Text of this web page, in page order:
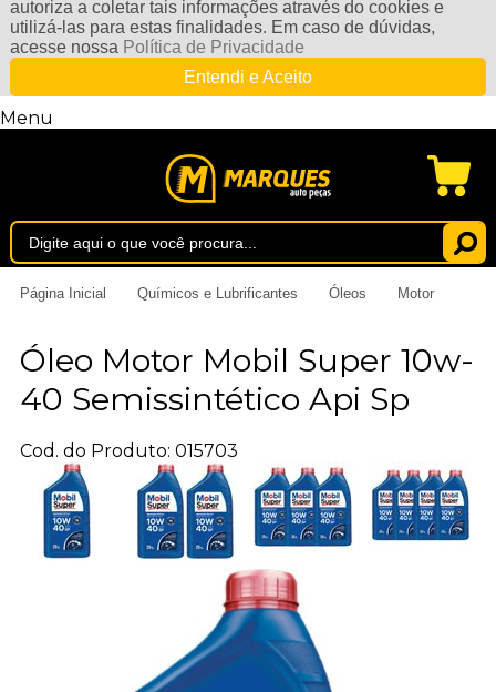
autoriza a coletar tais informações através do cookies e
utilizá-las para estas finalidades. Em caso de dúvidas,
acesse nossa Política de Privacidade
Entendi e Aceito
Menu
Página Inicial Químicos e Lubrificantes Óleos Motor
Óleo Motor Mobil Super 10w-
40 Semissintético Api Sp
Cod. do Produto: 015703